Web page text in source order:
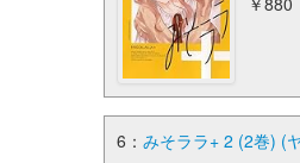
6： みそララ+ 2 (2巻) (